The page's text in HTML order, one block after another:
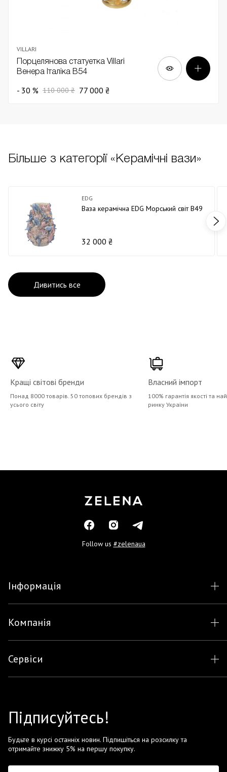
VILLARI
Порцелянова статуетка Villari
Венера Італіка В54
- 30 % 110 000 ₴ 77 000 ₴
Більше з категорії «Керамічні вази»
EDG
Ваза керамічна EDG Морський світ В49
32 000 ₴
Дивитись все
Кращі світові бренди
Понад 8000 товарів. 50 топових брендів з
усього світу
Власний імпорт
100% гарантія якості та
ринку України
Follow us #zelenaua
Інформація
Компанія
Сервіси
Підписуйтесь!
Будьте в курсі останніх новин. Підпишіться на розсилку та
отримайте знижку 5% на першу покупку.